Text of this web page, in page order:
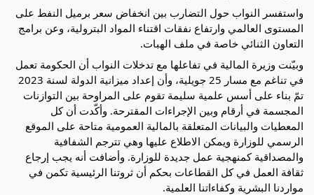
واستفسر النواب حول التضارب بين انخفاض سعر برميل النفط على
المستوى العالمي وارتفاع نفقات اقتناء المواد البترولية، وعن برامج
التعاون الثنائي خاصة في ملف الهبات.
وبيّنت وزيرة المالية في تفاعلها مع تدخلات النواب أن الحكومة تعمل
في تناغم مع مسار 25 جويلية، وأن إعداد ميزانية الدولة لسنة 2023
تمّ بناء على أسس علمية سليمة تقوم على المراوحة بين التوازنات
المجسمة في أرقام وبين الإجراءات المقترحة. وأكّدت أن كل
المعطيات والبيانات المتعلقة بالمالية العمومية متاحة على الموقع
الرسمي للوزارة ويمكن الاطلاع عليها وهي تترجم الشفافية
والمصداقية كمنهجية عمل جديدة للوزارة. وأضافت أنه يجب إرجاع
ثقافة العمل في كل القطاعات بحكم أن ثروتنا الرئيسية تكمن في
مواردنا البشرية وكفاءاتنا العلمية.